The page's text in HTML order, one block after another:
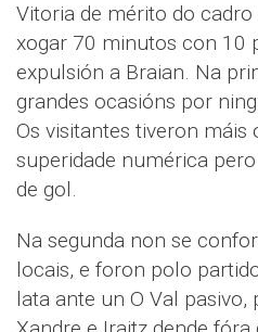
Vitoria de mérito do cadro
xogar 70 minutos con 10
expulsión a Braian. Na
grandes ocasións por
Os visitantes tiveron máis
superidade numérica
de gol.
Na segunda non se
locais, e foron polo
lata ante un O Val pasivo,